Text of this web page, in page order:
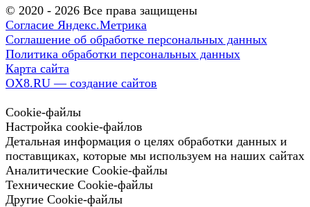
© 2020 - 2026 Все права защищены
Согласие Яндекс.Метрика
Соглашение об обработке персональных данных
Политика обработки персональных данных
Карта сайта
OX8.RU — создание сайтов
Cookie-файлы
Настройка cookie-файлов
Детальная информация о целях обработки данных и
поставщиках, которые мы используем на наших сайтах
Аналитические Cookie-файлы
Технические Cookie-файлы
Другие Cookie-файлы